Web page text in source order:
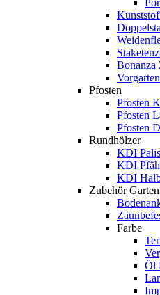
Bonanza
Pfosten
Pfosten
Pfosten
Pfosten
Rundhölzer
KDI
KDI
KDI
Zubehör Garten
Farbe
Öl